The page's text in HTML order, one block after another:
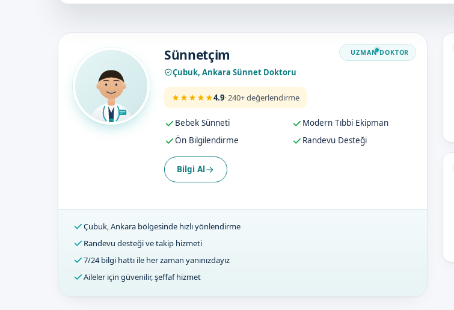
DoktorumuzSünnetçim
Çubuk, Ankara Sünnet Doktoru
4.9· 240+ değerlendirme
Bebek Sünneti
Modern Tıbbi Ekipman
Ön Bilgilendirme
Randevu Desteği
Bilgi Al
Çubuk, Ankara bölgesinde hızlı yönlendirme
Randevu desteği ve takip hizmeti
7/24 bilgi hattı ile her zaman yanınızdayız
Aileler için güvenilir, şeffaf hizmet